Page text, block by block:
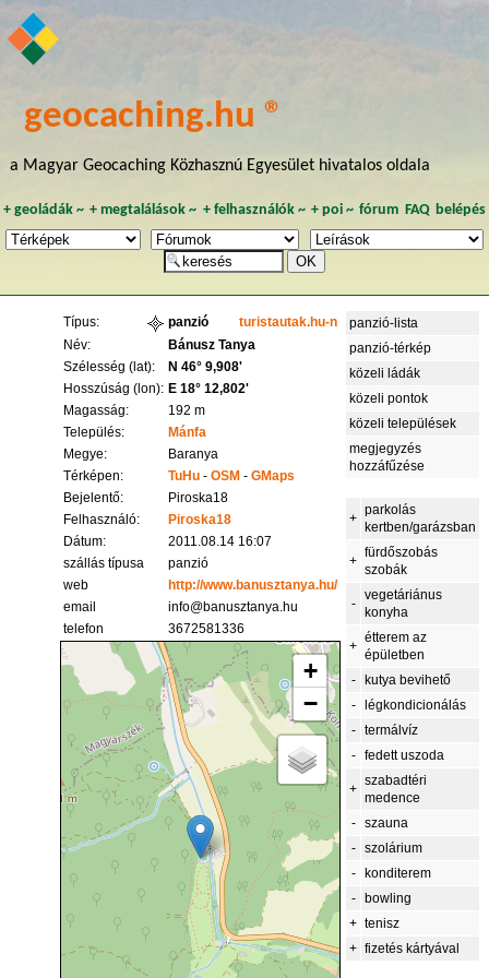
geocaching.hu ®
a Magyar Geocaching Közhasznú Egyesület hivatalos oldala
+ geoládák~ +megtalálások ~ + felhasználók~ + poi~ fórum FAQ belépés
Típus: panzió
turistautak.hu-n
Név:
Bánusz Tanya
Szélesség (lat):
N 46° 9,908'
Hosszúság (lon): E 18° 12,802'
Magasság:
192 m
Település:
Mánfa
Megye:
Baranya
Térképen:
TuHu -OSM -GMaps
Bejelentő:
Piroska18
Felhasználó:
Piroska18
Dátum:
2011.08.14 16:07
szállás típusa
panzió
web
http://www.banusztanya.hu/
email
info@banusztanya.hu
telefon
3672581336
+
−
panzió-lista
panzió-térkép
közeli ládák
közeli pontok
közeli települések
megjegyzés
hozzáfűzése
+
parkolás
kertben/garázsban
+
fürdőszobás
szobák
-
vegetáriánus
konyha
+
étterem az
épületben
-
kutya bevihető
-
légkondicionálás
-
termálvíz
-
fedett uszoda
+
szabadtéri
medence
-
szauna
-
szolárium
-
konditerem
-
bowling
+ tenisz
+ fizetés kártyával